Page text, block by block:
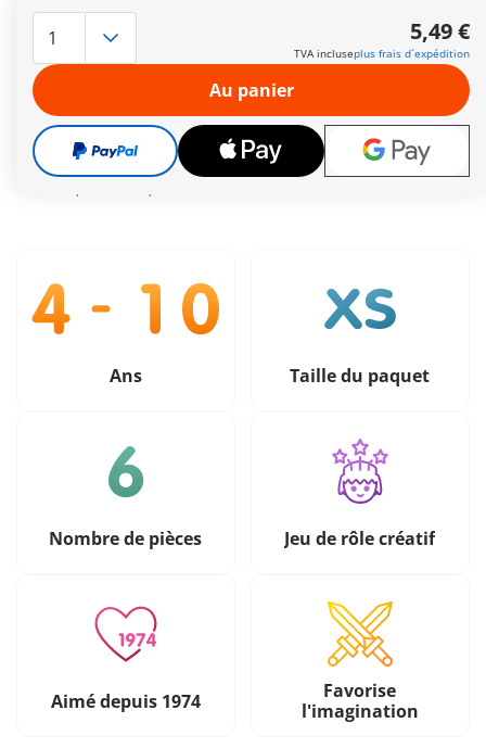
Autres informations
Le délai de livraison est actuellement de 2 à 4 jours
Livraison gratuite à partir de 40 €
5,49 €
5,49 €
TVA incluseplus frais d´expédition
Au panier
Ans Taille du paquet
Nombre de pièces Jeu de rôle créatif
Aimé depuis 1974
Favorise
l'imagination